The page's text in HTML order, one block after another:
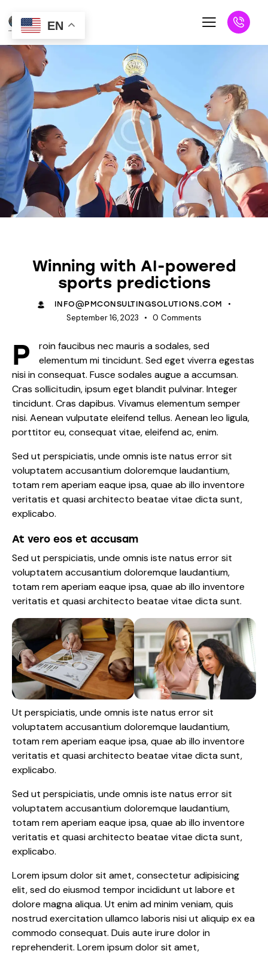
Winning with AI-powered
sports predictions
INFO@PMCONSULTINGSOLUTIONS.COM
September 16, 2023 0 Comments
P
roin faucibus nec mauris a sodales, sed
elementum mi tincidunt. Sed eget viverra egestas
nisi in consequat. Fusce sodales augue a accumsan.
Cras sollicitudin, ipsum eget blandit pulvinar. Integer
tincidunt. Cras dapibus. Vivamus elementum semper
nisi. Aenean vulputate eleifend tellus. Aenean leo ligula,
porttitor eu, consequat vitae, eleifend ac, enim.
Sed ut perspiciatis, unde omnis iste natus error sit
voluptatem accusantium doloremque laudantium,
totam rem aperiam eaque ipsa, quae ab illo inventore
veritatis et quasi architecto beatae vitae dicta sunt,
explicabo.
At vero eos et accusam
Sed ut perspiciatis, unde omnis iste natus error sit
voluptatem accusantium doloremque laudantium,
totam rem aperiam eaque ipsa, quae ab illo inventore
veritatis et quasi architecto beatae vitae dicta sunt.
Ut perspiciatis, unde omnis iste natus error sit
voluptatem accusantium doloremque laudantium,
totam rem aperiam eaque ipsa, quae ab illo inventore
veritatis et quasi architecto beatae vitae dicta sunt,
explicabo.
Sed ut perspiciatis, unde omnis iste natus error sit
voluptatem accusantium doloremque laudantium,
totam rem aperiam eaque ipsa, quae ab illo inventore
veritatis et quasi architecto beatae vitae dicta sunt,
explicabo.
Lorem ipsum dolor sit amet, consectetur adipisicing
elit, sed do eiusmod tempor incididunt ut labore et
dolore magna aliqua. Ut enim ad minim veniam, quis
nostrud exercitation ullamco laboris nisi ut aliquip ex ea
commodo consequat. Duis aute irure dolor in
reprehenderit. Lorem ipsum dolor sit amet,
EN